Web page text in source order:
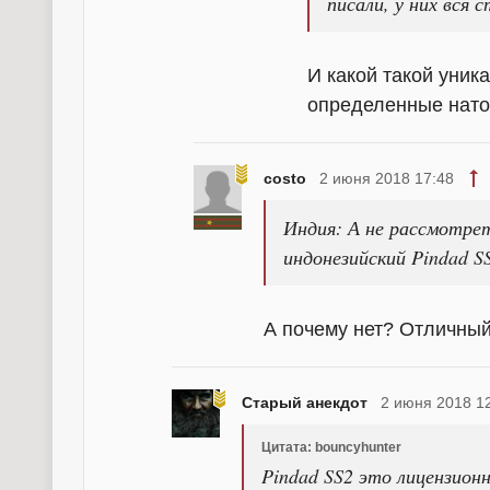
И какой такой
определенные
costo 2 июня 2018 17:48
Индия: А не
индонезийский Pindad
А почему нет?
Старый анекдот 2 июня 2018
Цитата: bouncyhunter
Pindad SS2 это